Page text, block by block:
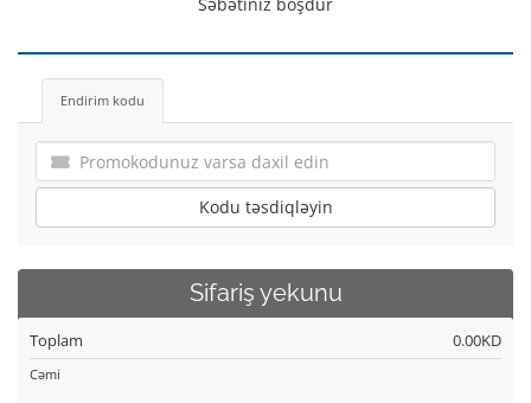
Endirim kodu
Kodu təsdiqləyin
Sifariş yekunu
Toplam 0.00KD
Cəmi